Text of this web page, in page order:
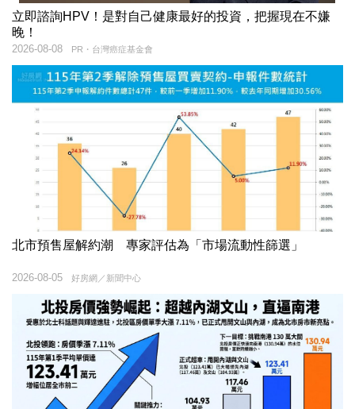
立即諮詢HPV！是對自己健康最好的投資，把握現在不嫌
晚！
PR・台灣癌症基金會
2026-08-08
北市預售屋解約潮 專家評估為「市場流動性篩選」
好房網／新聞中心
2026-08-05